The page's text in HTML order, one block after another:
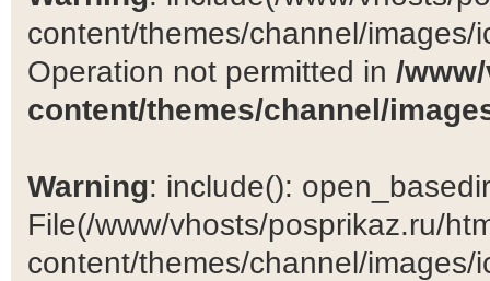
content/themes/channel/
Operation not permitted in /
content/themes/channel/
Warning: include():
File(/www/vhosts/posprikaz.ru/
content/themes/channel/